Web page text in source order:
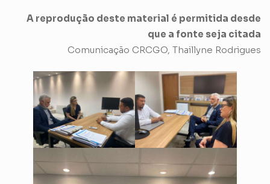
A reprodução deste material é permitida desde
que a fonte seja citada
Comunicação CRCGO, Thaillyne Rodrigues